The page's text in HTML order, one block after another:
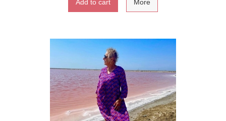
Add to cart More